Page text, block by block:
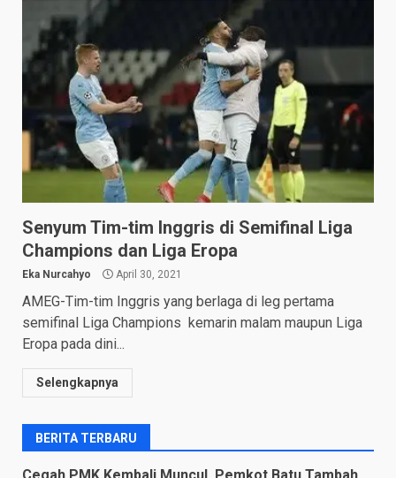
Senyum Tim-tim Inggris di Semifinal Liga
Champions dan Liga Eropa
Eka Nurcahyo April 30, 2021
AMEG-Tim-tim Inggris yang berlaga di leg pertama
semifinal Liga Champions kemarin malam maupun Liga
Eropa pada dini...
Selengkapnya
BERITA TERBARU